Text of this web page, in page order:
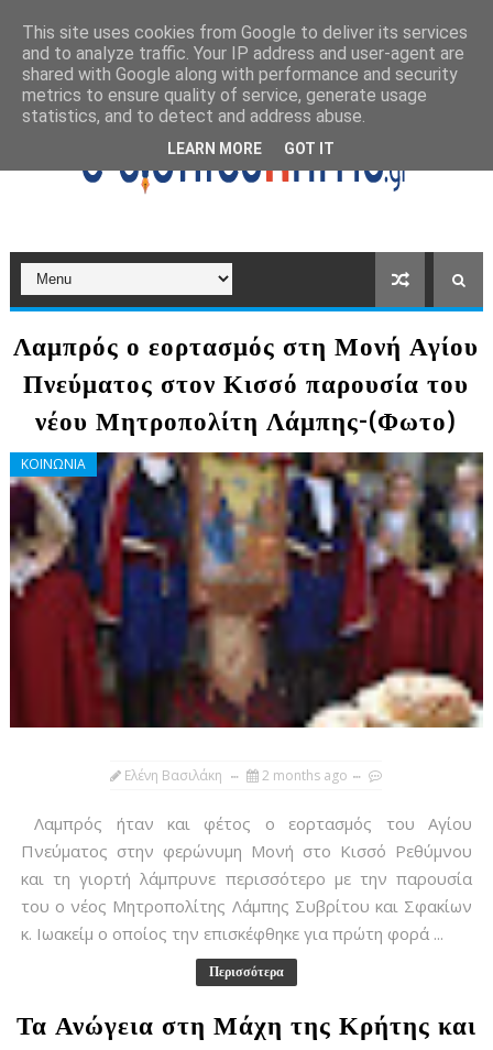
Λαμπρός ο εορτασμός στη Μονή Αγίου
Πνεύματος στον Κισσό παρουσία του
νέου Μητροπολίτη Λάμπης-(Φωτο)
ΚΟΙΝΩΝΙΑ
Ελένη Βασιλάκη 2 months ago
Λαμπρός ήταν και φέτος ο εορτασμός του Αγίου
Πνεύματος στην φερώνυμη Μονή στο Κισσό Ρεθύμνου
και τη γιορτή λάμπρυνε περισσότερο με την παρουσία
του ο νέος Μητροπολίτης Λάμπης Συβρίτου και Σφακίων
κ. Ιωακείμ ο οποίος την επισκέφθηκε για πρώτη φορά ...
Περισσότερα
Τα Ανώγεια στη Μάχη της Κρήτης και
This site uses cookies from Google to deliver its services
and to analyze traffic. Your IP address and user-agent are
shared with Google along with performance and security
metrics to ensure quality of service, generate usage
statistics, and to detect and address abuse.
LEARN MORE GOT IT